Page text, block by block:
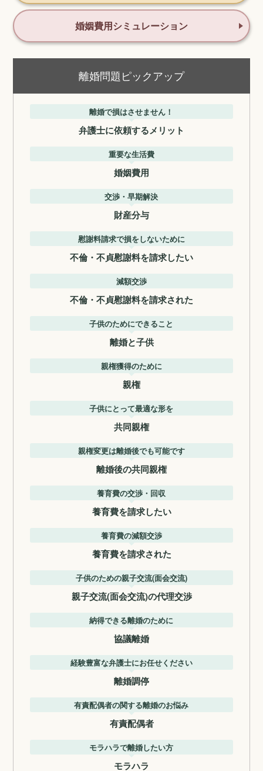
婚姻費用シミュレーション
離婚問題ピックアップ
離婚で損はさせません！
弁護士に依頼するメリット
重要な生活費
婚姻費用
交渉・早期解決
財産分与
慰謝料請求で損をしないために
不倫・不貞慰謝料を請求したい
減額交渉
不倫・不貞慰謝料を請求された
子供のためにできること
離婚と子供
親権獲得のために
親権
子供にとって最適な形を
共同親権
親権変更は離婚後でも可能です
離婚後の共同親権
養育費の交渉・回収
養育費を請求したい
養育費の減額交渉
養育費を請求された
子供のための親子交流(面会交流)
親子交流(面会交流)の代理交渉
納得できる離婚のために
協議離婚
経験豊富な弁護士にお任せください
離婚調停
有責配偶者の関する離婚のお悩み
有責配偶者
モラハラで離婚したい方
モラハラ